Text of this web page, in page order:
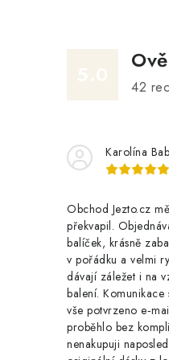
42
Karolína
Obchod Jezto.cz
překvapil.
balíček, krásně
v pořádku a velmi
dávají záležet i na
balení.
vše potvrzeno
proběhlo bez
nenakupuji